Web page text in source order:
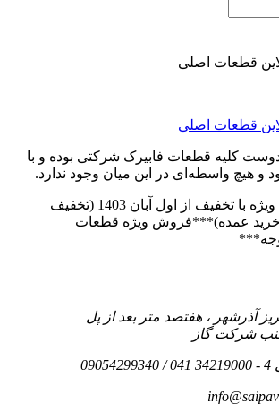
کلیه قطعات فابیرک شرکتی بوده و با
و هیچ واسطه‌ای در این میان وجود ندارد.
***توجه ***فروش ویژه با تخفیف از اول آبان 1403 (تخفیف
خرید عمده)***فروش ویژه قطعات
آذرشهر ، هفتصد متر بعد از پل
شرکت گاز